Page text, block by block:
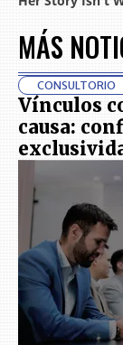
MÁS
CONSULTORIO
Vínculos
causa: